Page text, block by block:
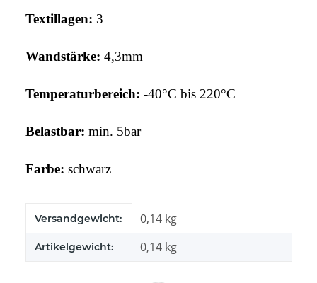
Textillagen: 3
Wandstärke: 4,3mm
Temperaturbereich: -40°C bis 220°C
Belastbar: min. 5bar
Farbe: schwarz
Produkteigenschaft
Wert
Versandgewicht: 0,14 kg
Artikelgewicht: 0,14 kg